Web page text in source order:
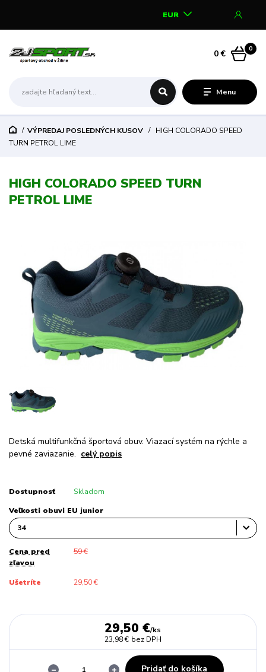
Menu
EUR
0
0 €
VÝPREDAJ POSLEDNÝCH KUSOV
HIGH COLORADO SPEED
TURN PETROL LIME
HIGH COLORADO SPEED TURN
PETROL LIME
Detská multifunkčná športová obuv. Viazací systém na rýchle a
pevné zaviazanie. celý popis
Dostupnosť Skladom
Veľkosti obuvi EU junior
Cena pred
zľavou
59 €
Ušetríte 29,50 €
29,50 €/ks
23,98 € bez DPH
Pridať do košíka